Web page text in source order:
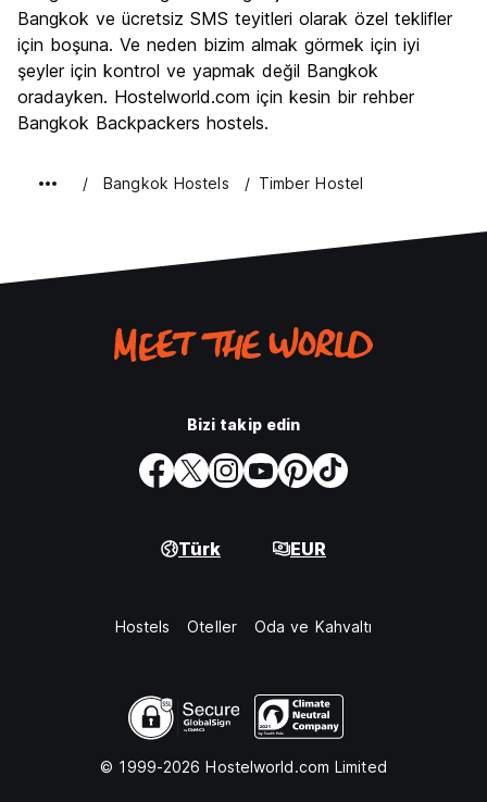
Ekonomik
8.6
Bangkok ve ücretsiz SMS teyitleri olarak özel teklifler
için boşuna. Ve neden bizim almak görmek için iyi
şeyler için kontrol ve yapmak değil Bangkok
oradayken. Hostelworld.com için kesin bir rehber
Bangkok Backpackers hostels.
Bangkok Hostels Timber Hostel
Bizi takip edin
Türk EUR
Hostels Oteller Oda ve Kahvaltı
© 1999-2026 Hostelworld.com Limited